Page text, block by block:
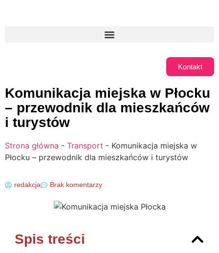
Kontakt
Komunikacja miejska w Płocku
– przewodnik dla mieszkańców
i turystów
Strona główna - Transport - Komunikacja miejska w
Płocku – przewodnik dla mieszkańców i turystów
redakcja Brak komentarzy
Spis treści